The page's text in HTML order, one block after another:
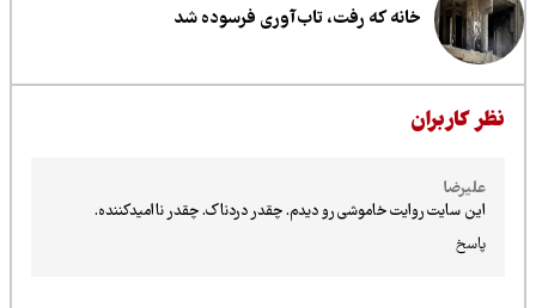
خانه که رفت، تاب‌آوری فرسوده شد
کاربران
علیرضا
این سایت روایت خاموشی رو دیدم. چقدر دردناک. چقدر ناامیدکننده.